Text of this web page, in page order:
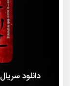
دانلود سریال Grudge: The Revolt of Gumiho